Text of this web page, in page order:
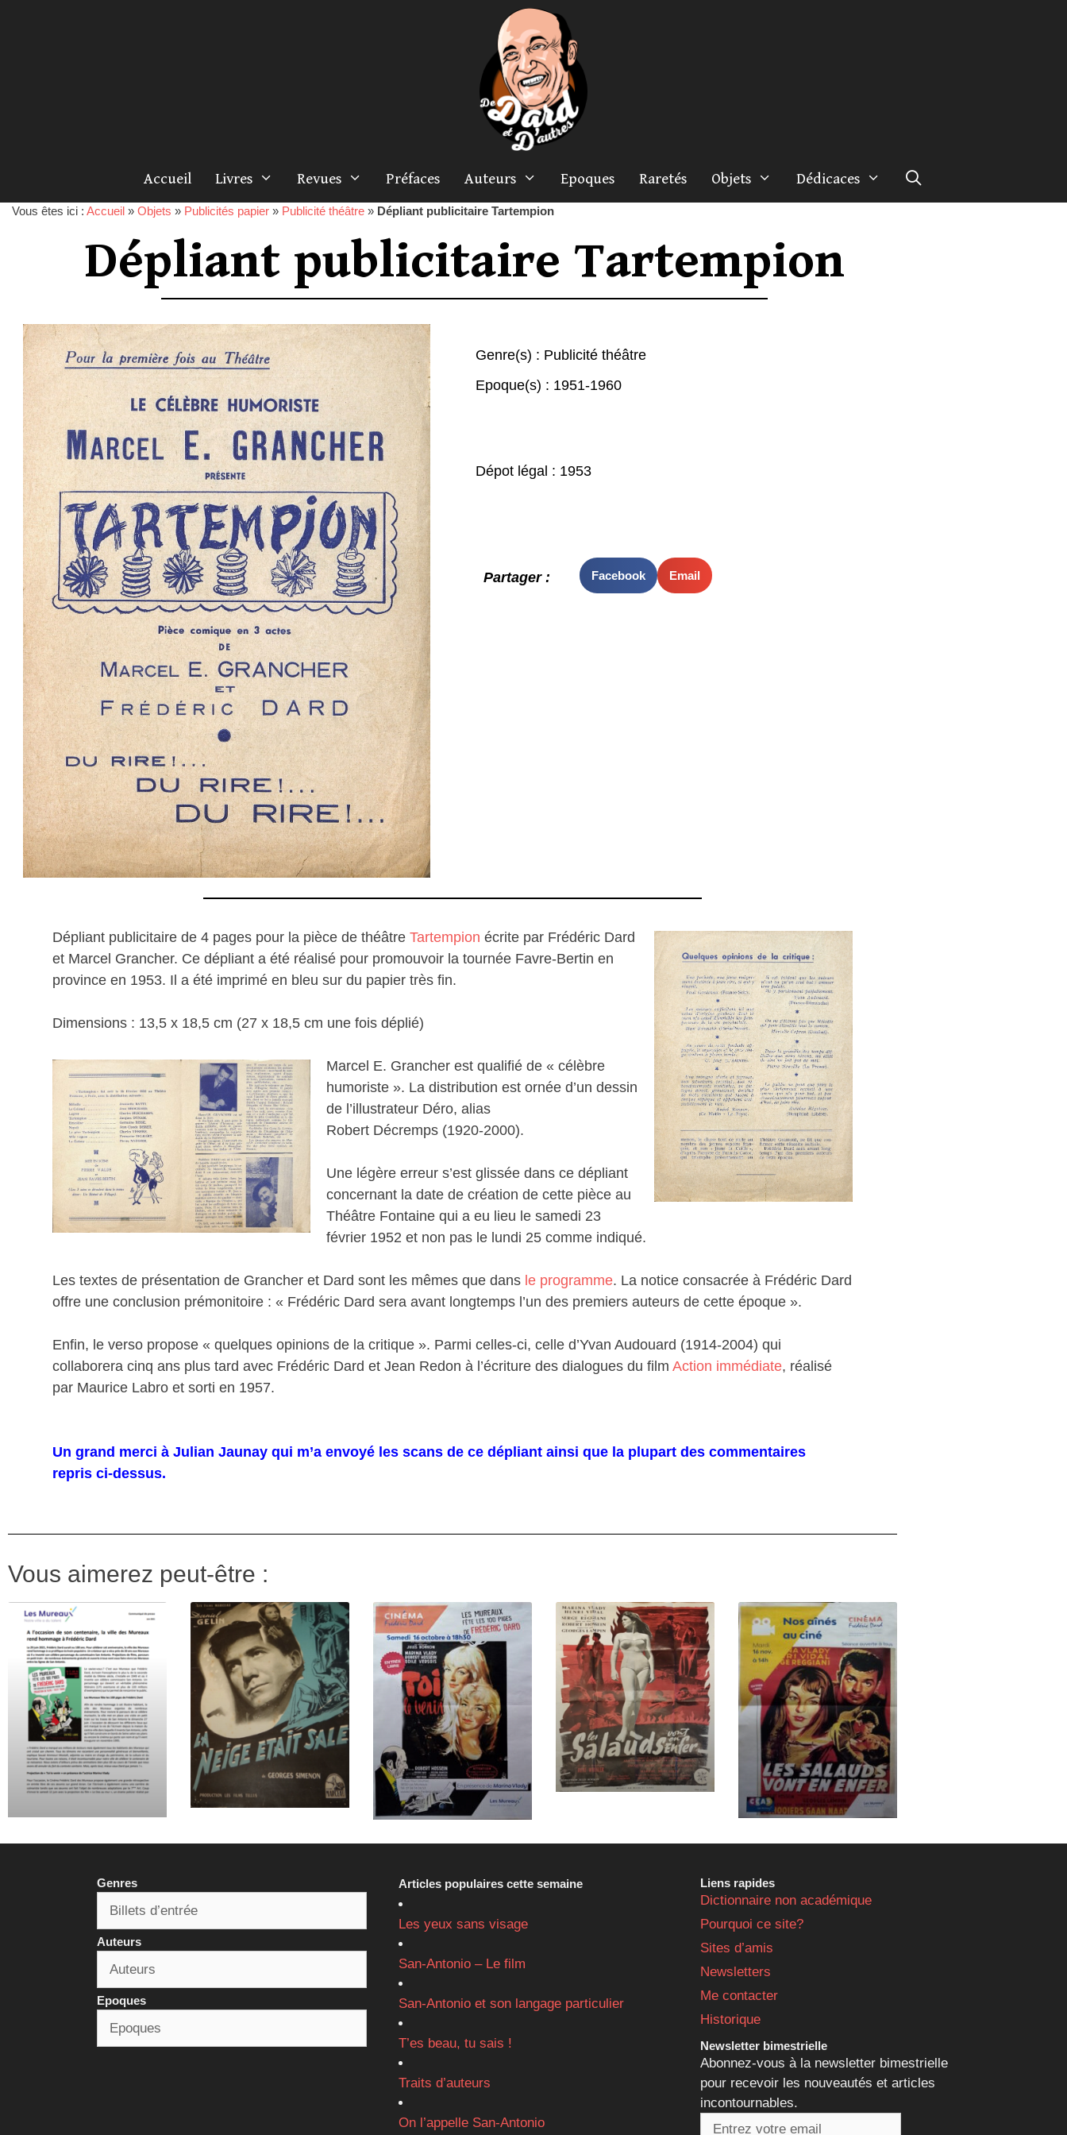
Accueil Livres Revues Préfaces Auteurs Epoques Raretés Objets Dédicaces
Vous êtes ici : Accueil » Objets » Publicités papier » Publicité théâtre » Dépliant publicitaire Tartempion
Dépliant publicitaire Tartempion
Genre(s) : Publicité théâtre
Epoque(s) : 1951-1960
Dépot légal : 1953
Partager : Facebook Email
Dépliant publicitaire de 4 pages pour la pièce de théâtre Tartempion écrite par Frédéric Dard
et Marcel Grancher. Ce dépliant a été réalisé pour promouvoir la tournée Favre-Bertin en
province en 1953. Il a été imprimé en bleu sur du papier très fin.
Dimensions : 13,5 x 18,5 cm (27 x 18,5 cm une fois déplié)
Marcel E. Grancher est qualifié de « célèbre
humoriste ». La distribution est ornée d’un dessin
de l’illustrateur Déro, alias
Robert Décremps (1920-2000).
Une légère erreur s’est glissée dans ce dépliant
concernant la date de création de cette pièce au
Théâtre Fontaine qui a eu lieu le samedi 23
février 1952 et non pas le lundi 25 comme indiqué.
Les textes de présentation de Grancher et Dard sont les mêmes que dans le programme. La notice consacrée à Frédéric Dard
offre une conclusion prémonitoire : « Frédéric Dard sera avant longtemps l’un des premiers auteurs de cette époque ».
Enfin, le verso propose « quelques opinions de la critique ». Parmi celles-ci, celle d’Yvan Audouard (1914-2004) qui
collaborera cinq ans plus tard avec Frédéric Dard et Jean Redon à l’écriture des dialogues du film Action immédiate, réalisé
par Maurice Labro et sorti en 1957.
Un grand merci à Julian Jaunay qui m’a envoyé les scans de ce dépliant ainsi que la plupart des commentaires
repris ci-dessus.
Vous aimerez peut-être :
Genres
Auteurs
Epoques
Articles populaires cette semaine
Les yeux sans visage
San-Antonio – Le film
San-Antonio et son langage particulier
T’es beau, tu sais !
Traits d’auteurs
On l’appelle San-Antonio
Liens rapides
Dictionnaire non académique
Pourquoi ce site?
Sites d’amis
Newsletters
Me contacter
Historique
Newsletter bimestrielle
Abonnez-vous à la newsletter bimestrielle
pour recevoir les nouveautés et articles
incontournables.